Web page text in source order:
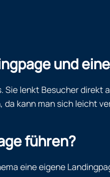
und
lenkt Besucher
kann man sich leicht
führen?
eine eigene